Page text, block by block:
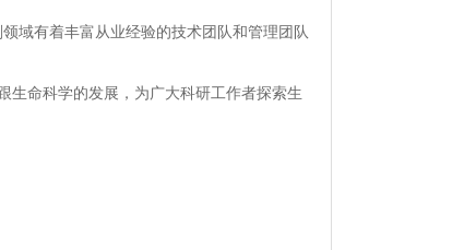
域有着丰富从业经验的技术团队和管理团队
生命科学的发展，为广大科研工作者探索生